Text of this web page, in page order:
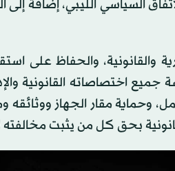
والقانونية، والحفاظ على
اختصاصاته القانونية
وحماية مقار الجهاز ووثائقه
بحق كل من يثبت مخالفته